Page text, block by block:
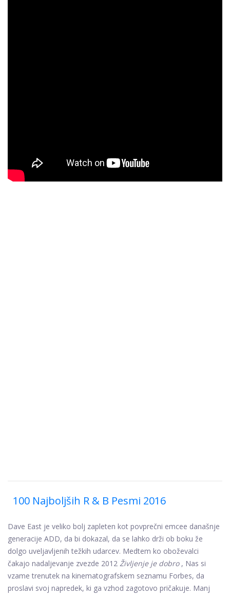
100 Najboljših R & B Pesmi 2016
Dave East je veliko bolj zapleten kot povprečni emcee današnje
generacije ADD, da bi dokazal, da se lahko drži ob boku že
dolgo uveljavljenih težkih udarcev. Medtem ko oboževalci
čakajo nadaljevanje zvezde 2012 Življenje je dobro , Nas si
vzame trenutek na kinematografskem seznamu Forbes, da
proslavi svoj napredek, ki ga vzhod zagotovo pričakuje. Manj